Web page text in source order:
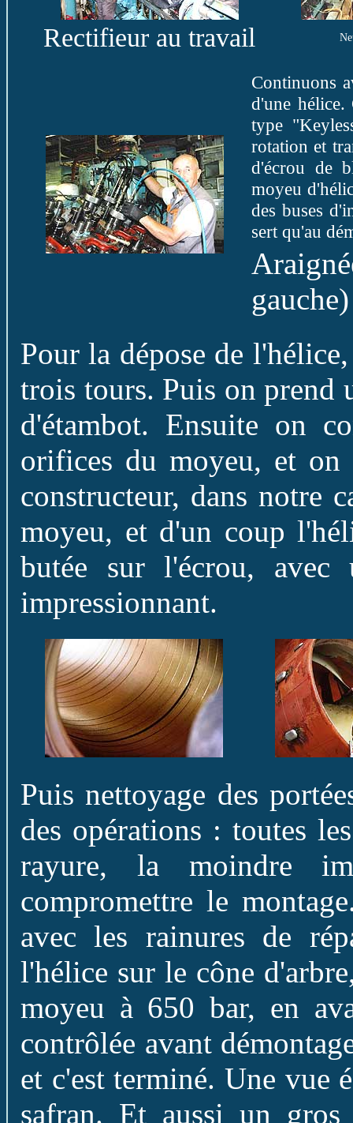
Rectifieur au travail
Continuons
d'une hélice.
type
rotation et
d'écrou de
moyeu
des buses
sert qu'au
gauche)
Pour la dépose de
trois tours. Puis on prend
d'étambot. Ensuite on
orifices du moyeu, et on
constructeur, dans notre
moyeu, et d'un coup
butée sur l'écrou, avec
impressionnant.
Puis nettoyage des
des opérations : toutes
rayure, la moindre
compromettre le
avec les rainures de
l'hélice sur le cône
moyeu à 650 bar, en
contrôlée avant
et c'est terminé. Une vue
safran. Et aussi un